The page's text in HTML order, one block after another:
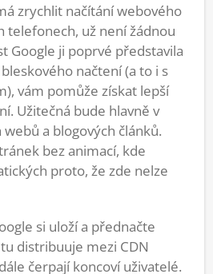
zrychlit načítání webového
telefonech, už není žádnou
Google ji poprvé představila
načtení (a to i s
vám pomůže získat lepší
Užitečná bude hlavně v
a blogových článků.
bez animací, kde
proto, že zde nelze
si uloží a přednačte
distribuuje mezi CDN
čerpají koncoví uživatelé.